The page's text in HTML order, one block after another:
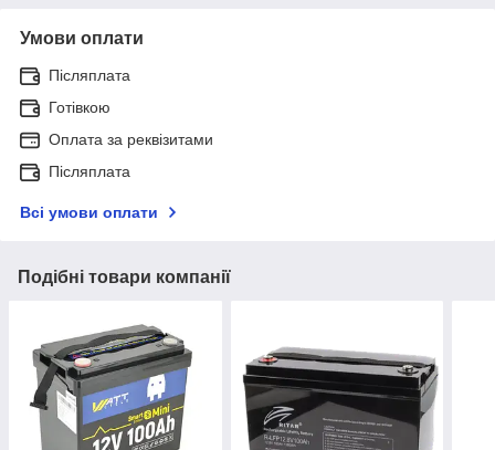
Умови оплати
Післяплата
Готівкою
Оплата за реквізитами
Післяплата
Всі умови оплати
Подібні товари компанії